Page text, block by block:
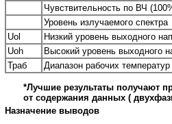
Чувствительность по ВЧ
Уровень излучаемого спектра
Uol
Низкий уровень выходного
Uoh
Высокий уровень выходного
Траб
Диапазон рабочих температур
*Лучшие результаты получают
от содержания данных (
Назначение выводов